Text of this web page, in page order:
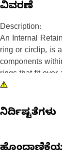
ವಿವರಣೆ
Description:
An Internal
ring or circlip, is
components
rings that fit over
installed inside a
movement or
housing. It acts
ನಿರ್ದಿಷ್ಟತೆಗಳು